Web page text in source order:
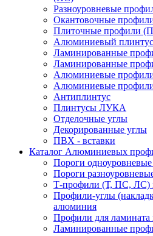
Разноуровневые
Окантовочные
Плиточные профили
Алюминиевый плинтус
Ламинированные
Ламинированные
Алюминиевые профили
Алюминиевые
Антиплинтус
Плинтусы ЛУКА
Отделочные углы
Декорированные углы
ПВХ - вставки
Каталог Алюминиевых
Пороги
Пороги
Т-профили (Т, ПС, ЛС)
Профили-углы
алюминия
Профили для ламината
Ламинированные